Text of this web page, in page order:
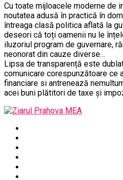
Cu toate mijloacele moderne de
noutatea adusă în practică în
întreaga clasă politica aflată la
deseori că toți oamenii nu le
iluzoriul program de guvernare,
neonorat din cauze diverse…
Lipsa de transparență este
comunicare corespunzătoare ce
financiare si antrenează
acei buni plătitori de taxe și